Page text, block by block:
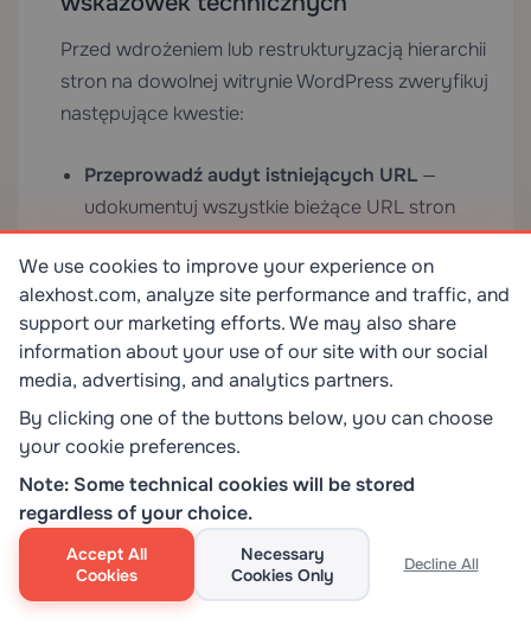
Przed wdrożeniem lub restrukturyzacją hierarchii
stron na dowolnej witrynie WordPress zweryfikuj
następujące kwestie:
Przeprowadź audyt istniejących URL —
udokumentuj wszystkie bieżące URL stron
przed zmianą jakichkolwiek przypisań stron
nadrzędnych
Skonfiguruj przekierowania 301— dla
każdego URL, który zmieni się w wyniku
restrukturyzacji
Odśwież permalinki— odwiedź Ustawienia >
Bezpośrednie odnośniki i zapisz po każdej
zmianie relacji nadrzędno-podrzędnej
Ogranicz głębokość zagnieżdżenia
poziomy obejmują zdecydowaną większość
przypadków użycia; trzy poziomy to
We use cookies to improve your experience on
alexhost.com, analyze site performance and traffic, and
support our marketing efforts. We may also share
information about your use of our site with our social
media, advertising, and analytics partners.
By clicking one of the buttons below, you can choose
your cookie preferences.
Note: Some technical cookies will be stored
regardless of your choice.
Accept All
Cookies
Necessary
Cookies Only
Decline All